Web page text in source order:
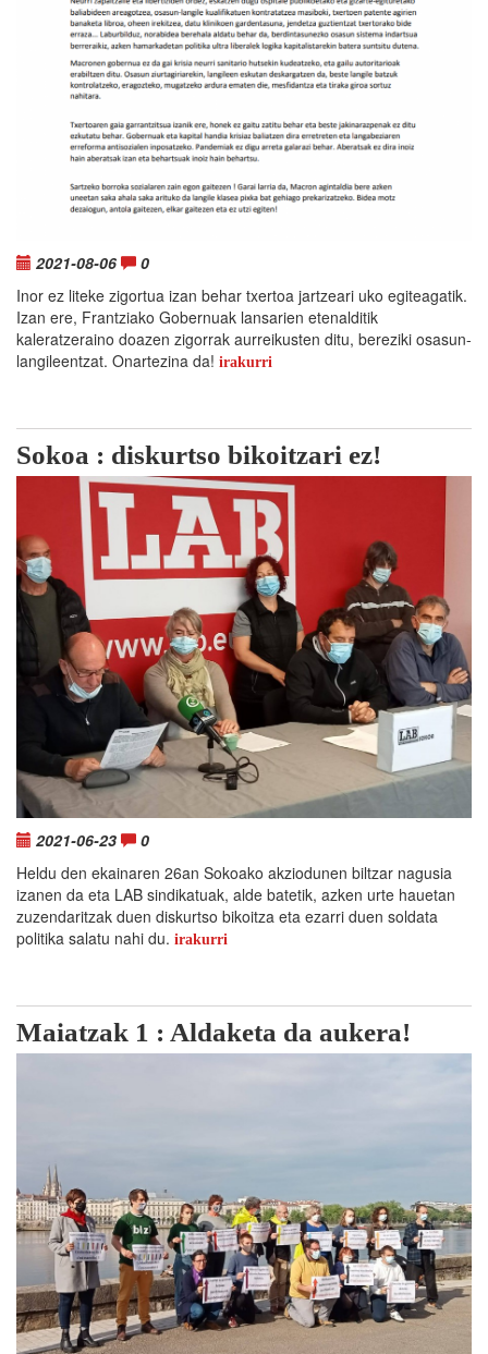
2021-08-06
0
Inor ez liteke zigortua izan behar txertoa jartzeari uko egiteagatik.
Izan ere, Frantziako Gobernuak lansarien etenalditik
kaleratzeraino doazen zigorrak aurreikusten ditu, bereziki osasun-
langileentzat. Onartezina da! irakurri
Sokoa : diskurtso bikoitzari ez!
2021-06-23
0
Heldu den ekainaren 26an Sokoako akziodunen biltzar nagusia
izanen da eta LAB sindikatuak, alde batetik, azken urte hauetan
zuzendaritzak duen diskurtso bikoitza eta ezarri duen soldata
politika salatu nahi du. irakurri
Maiatzak 1 : Aldaketa da aukera!